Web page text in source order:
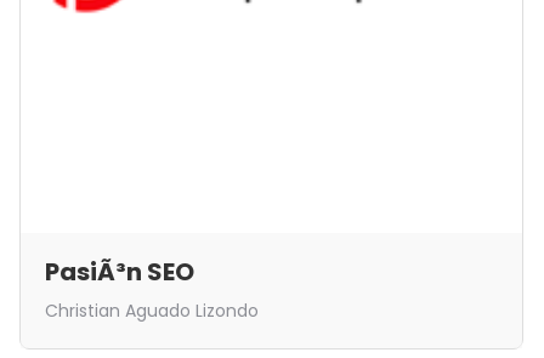
PasiÃ³n SEO
Christian Aguado Lizondo